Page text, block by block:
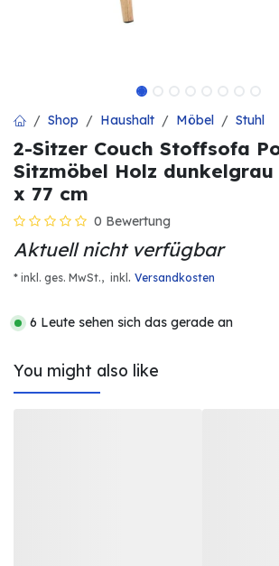
Shop Haushalt Möbel Stuhl
2-Sitzer Couch Stoffsofa
Sitzmöbel Holz dunkelgrau
x 77 cm
0 Bewertung
Aktuell nicht verfügbar
* inkl. ges. MwSt., inkl . Versandkosten
6 Leute sehen sich das gerade an
You might also like